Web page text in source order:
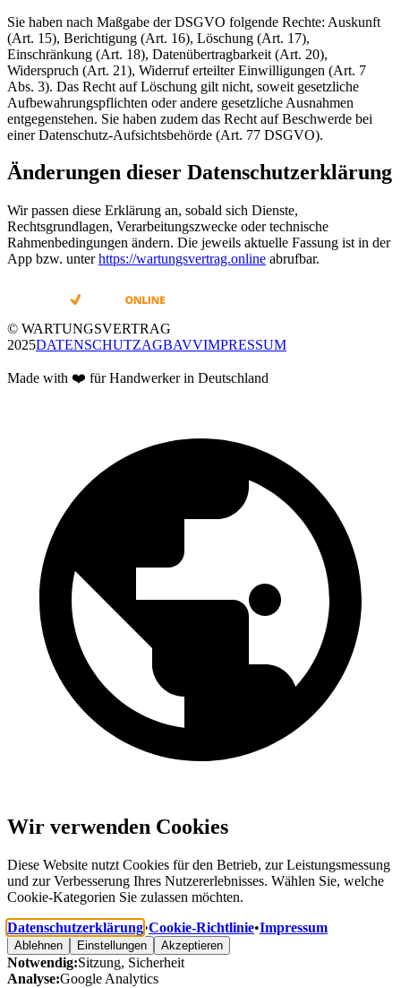
Sie haben nach Maßgabe der DSGVO folgende Rechte: Auskunft
(Art. 15), Berichtigung (Art. 16), Löschung (Art. 17),
Einschränkung (Art. 18), Datenübertragbarkeit (Art. 20),
Widerspruch (Art. 21), Widerruf erteilter Einwilligungen (Art. 7
Abs. 3). Das Recht auf Löschung gilt nicht, soweit gesetzliche
Aufbewahrungspflichten oder andere gesetzliche Ausnahmen
entgegenstehen. Sie haben zudem das Recht auf Beschwerde bei
einer Datenschutz‑Aufsichtsbehörde (Art. 77 DSGVO).
Änderungen dieser Datenschutzerklärung
Wir passen diese Erklärung an, sobald sich Dienste,
Rechtsgrundlagen, Verarbeitungszwecke oder technische
Rahmenbedingungen ändern. Die jeweils aktuelle Fassung ist in der
App bzw. unterhttps://wartungsvertrag.online abrufbar.
© WARTUNGSVERTRAG
2025DATENSCHUTZAGBAVVIMPRESSUM
Made with ❤️ für Handwerker in Deutschland
Wir verwenden Cookies
Diese Website nutzt Cookies für den Betrieb, zur Leistungsmessung
und zur Verbesserung Ihres Nutzererlebnisses. Wählen Sie, welche
Cookie-Kategorien Sie zulassen möchten.
Datenschutzerklärung•Cookie-Richtlinie•Impressum
Ablehnen Einstellungen Akzeptieren
Notwendig:Sitzung, Sicherheit
Analyse:Google Analytics